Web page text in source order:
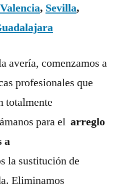
Valencia, Sevilla,
avería, comenzamos a
profesionales que
totalmente
para el arreglo
a
la sustitución de
Eliminamos